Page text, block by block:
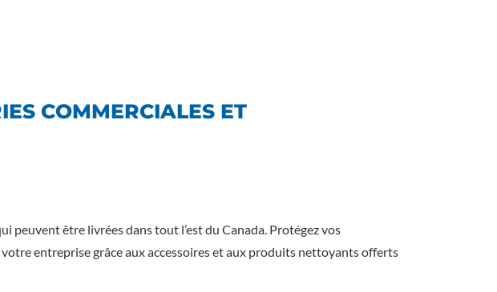
COMMERCIALES ET
peuvent être livrées dans tout l’est du Canada. Protégez vos
entreprise grâce aux accessoires et aux produits nettoyants offerts